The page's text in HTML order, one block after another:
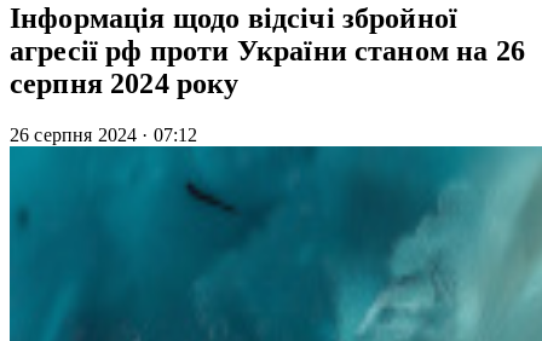
Інформація щодо відсічі збройної
агресії рф проти України станом на 26
серпня 2024 року
26 серпня 2024 · 07:12